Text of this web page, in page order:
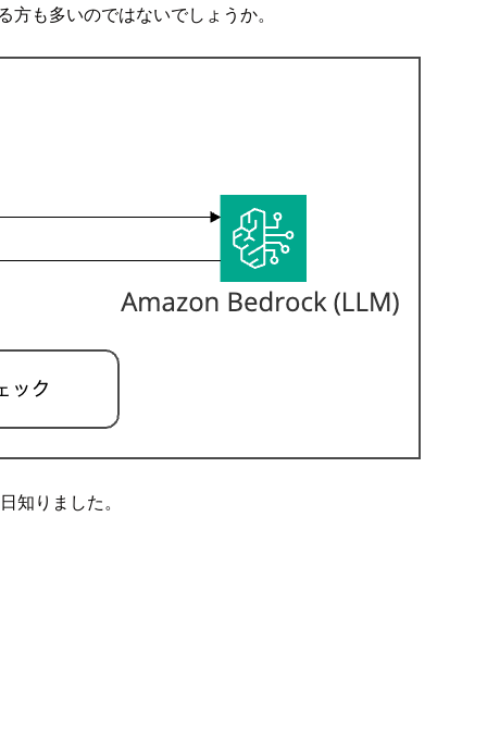
も多いのではないでしょうか。
知りました。